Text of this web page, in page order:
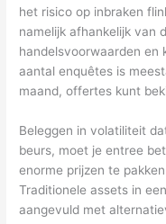
het risico op inbraken
namelijk afhankelijk van
handelsvoorwaarden en
aantal enquêtes is
maand, offertes kunt
Beleggen in volatiliteit
beurs, moet je entree
enorme prijzen te
Traditionele assets in
aangevuld met